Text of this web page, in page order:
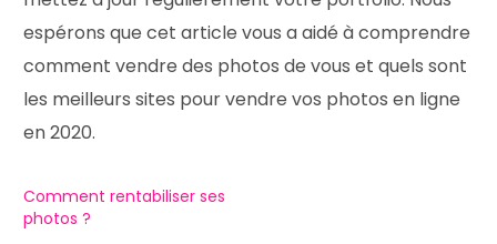
espérons que cet article vous a aidé à comprendre
comment vendre des photos de vous et quels sont
les meilleurs sites pour vendre vos photos en ligne
en 2020.
Comment rentabiliser ses
photos ?